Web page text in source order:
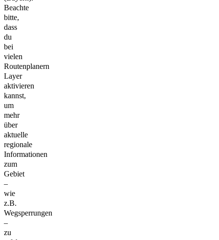
Beachte
bitte,
dass
du
bei
vielen
Routenplanern
Layer
aktivieren
kannst,
um
mehr
über
aktuelle
regionale
Informationen
zum
Gebiet
–
wie
z.B.
Wegsperrungen
–
zu